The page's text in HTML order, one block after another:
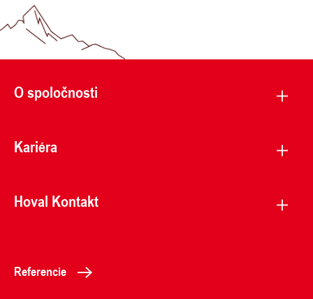
O spoločnosti
Kariéra
Hoval Kontakt
Referencie